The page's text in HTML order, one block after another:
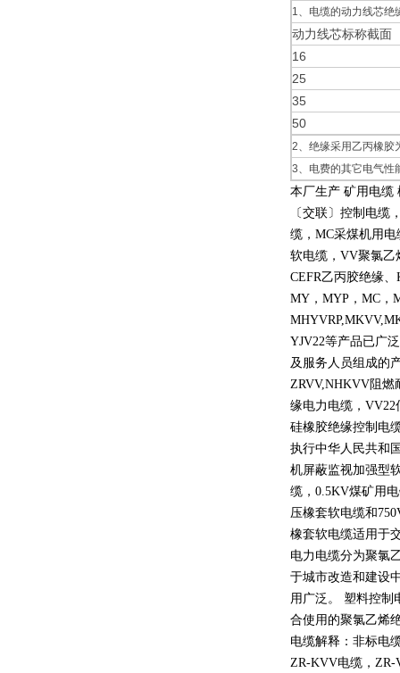
1、电缆的动力线芯绝
动力线芯标称截面
16
25
35
50
2、绝缘采用乙丙橡胶
3、电费的其它电气性
本厂生产 矿用电缆
〔交联〕控制电缆
缆， MC采煤机用电
软电缆， VV聚氯乙
CEFR乙丙胶绝缘、
MY ， MYP ， MC ，
YJV22等产品已广
及服务人员组成的
ZRVV,NHKVV阻燃
缘电力电缆， VV22
硅橡胶绝缘控制电
执行中华人民共和
机屏蔽监视加强型
缆， 0.5KV煤矿用
压橡套软电缆和
橡套软电缆适用于
电力电缆分为聚氯
于城市改造和建设
用广泛。 塑料控制
合使用的聚氯乙烯
电缆解释：非标电
ZR-KVV电缆， ZR-